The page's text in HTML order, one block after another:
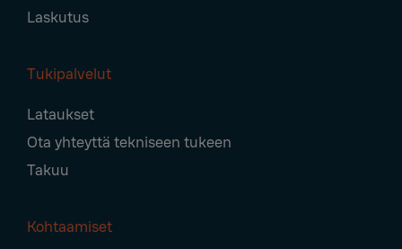
Laskutus
Tukipalvelut
Lataukset
Ota yhteyttä tekniseen tukeen
Takuu
Kohtaamiset